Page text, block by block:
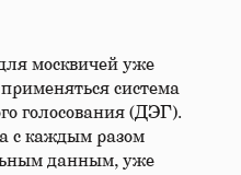
москвичей уже
система
голосования (ДЭГ).
с каждым разом
данным, уже